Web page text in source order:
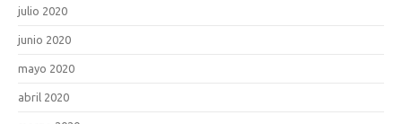
julio 2020
junio 2020
mayo 2020
abril 2020